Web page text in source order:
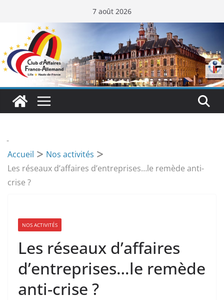
contenu
7 août 2026
-
Accueil
Nos activités
Les réseaux d’affaires d’entreprises…le remède anti-
crise ?
NOS ACTIVITÉS
Les réseaux d’affaires
d’entreprises…le remède
anti-crise ?